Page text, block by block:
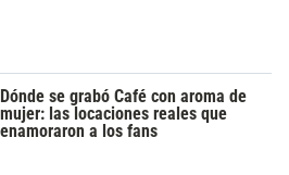
Dónde se grabó Café con aroma de
mujer: las locaciones reales que
enamoraron a los fans